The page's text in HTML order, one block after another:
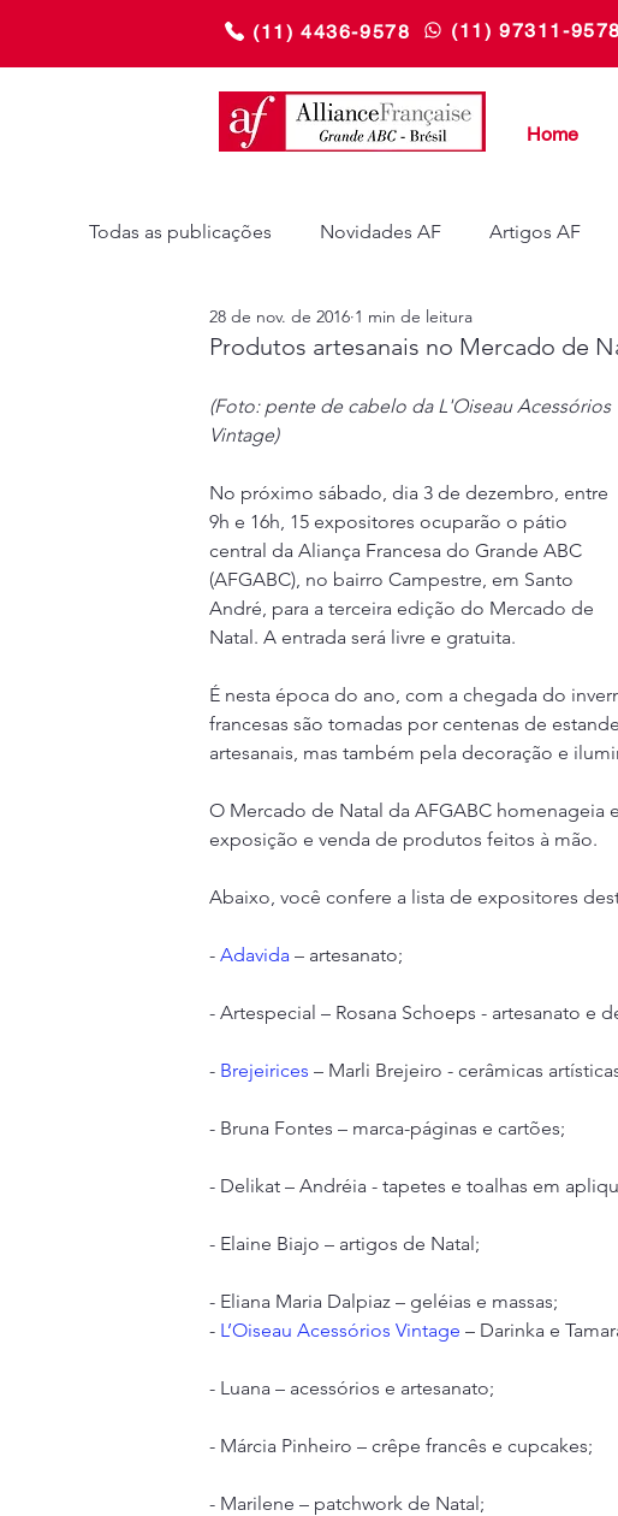
(11) 4436-9578 (11) 97311-9578
Home
Todas as publicações Novidades AF Artigos AF
Produtos artesanais no Mercado de
28 de nov. de 2016 1 min de leitura
(Foto: pente de cabelo da L'Oiseau Acessórios
Vintage)
No próximo sábado, dia 3 de dezembro, entre
9h e 16h, 15 expositores ocuparão o pátio
central da Aliança Francesa do Grande ABC
(AFGABC), no bairro Campestre, em Santo
André, para a terceira edição do Mercado de
Natal. A entrada será livre e gratuita.
É nesta época do ano, com a chegada do
francesas são tomadas por centenas de
artesanais, mas também pela decoração e
O Mercado de Natal da AFGABC homenageia
exposição e venda de produtos feitos à mão.
Abaixo, você confere a lista de expositores
- Adavida – artesanato;
- Artespecial – Rosana Schoeps - artesanato e
- Brejeirices – Marli Brejeiro - cerâmicas
- Bruna Fontes – marca-páginas e cartões;
- Delikat – Andréia - tapetes e toalhas em
- Elaine Biajo – artigos de Natal;
- Eliana Maria Dalpiaz – geléias e massas;
- L’Oiseau Acessórios Vintage – Darinka e
- Luana – acessórios e artesanato;
- Márcia Pinheiro – crêpe francês e cupcakes;
- Marilene – patchwork de Natal;